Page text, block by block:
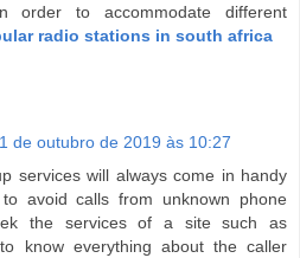
order to accommodate different
radio stations in south africa
de outubro de 2019 às 10:27
services will always come in handy
avoid calls from unknown phone
the services of a site such as
know everything about the caller